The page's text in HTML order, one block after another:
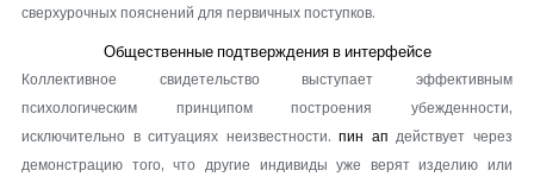
сверхурочных пояснений для первичных поступков.
Общественные подтверждения в интерфейсе
Коллективное свидетельство выступает эффективным
психологическим принципом построения убежденности,
исключительно в ситуациях неизвестности.пин ап действует через
демонстрацию того, что другие индивиды уже верят изделию или